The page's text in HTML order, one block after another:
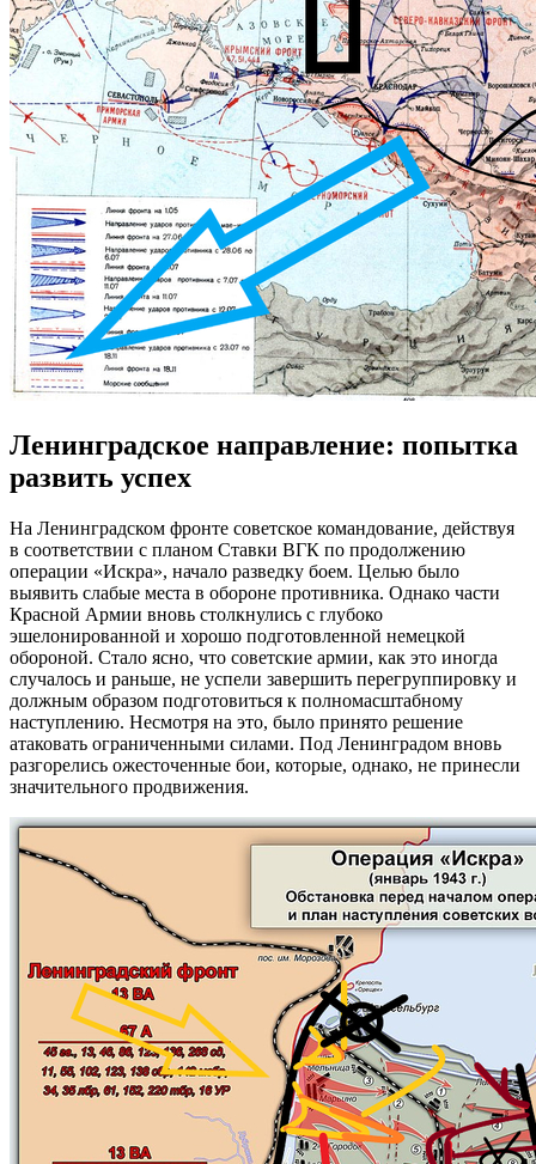
Ленинградское направление: попытка
развить успех
На Ленинградском фронте советское командование, действуя
в соответствии с планом Ставки ВГК по продолжению
операции «Искра», начало разведку боем. Целью было
выявить слабые места в обороне противника. Однако части
Красной Армии вновь столкнулись с глубоко
эшелонированной и хорошо подготовленной немецкой
обороной. Стало ясно, что советские армии, как это иногда
случалось и раньше, не успели завершить перегруппировку и
должным образом подготовиться к полномасштабному
наступлению. Несмотря на это, было принято решение
атаковать ограниченными силами. Под Ленинградом вновь
разгорелись ожесточенные бои, которые, однако, не принесли
значительного продвижения.